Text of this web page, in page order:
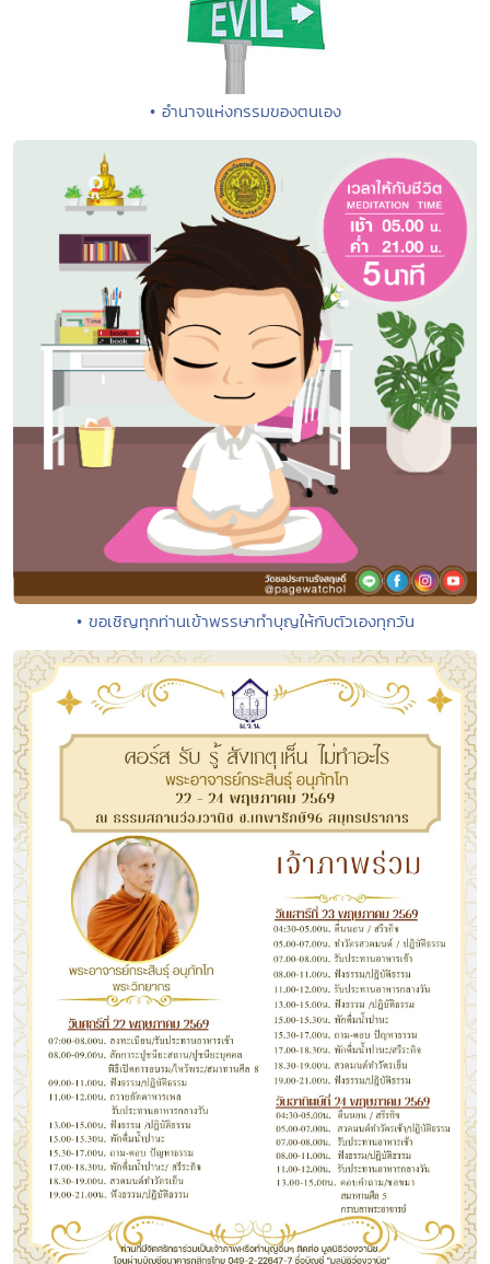
• อำนาจแห่งกรรมของตนเอง
• ขอเชิญทุกท่านเข้าพรรษาทำบุญให้กับตัวเองทุกวัน